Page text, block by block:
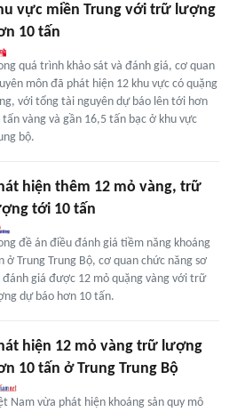
vực miền Trung với trữ lượng
10 tấn
quá trình khảo sát và đánh giá, cơ quan
môn đã phát hiện 12 khu vực có quặng
với tổng tài nguyên dự báo lên tới hơn
tấn vàng và gần 16,5 tấn bạc ở khu vực
bộ.
hiện thêm 12 mỏ vàng, trữ
tới 10 tấn
đề án điều đánh giá tiềm năng khoáng
ở Trung Trung Bộ, cơ quan chức năng sơ
đánh giá được 12 mỏ quặng vàng với trữ
dự báo hơn 10 tấn.
hiện 12 mỏ vàng trữ lượng
10 tấn ở Trung Trung Bộ
Nam vừa phát hiện khoáng sản quy mô